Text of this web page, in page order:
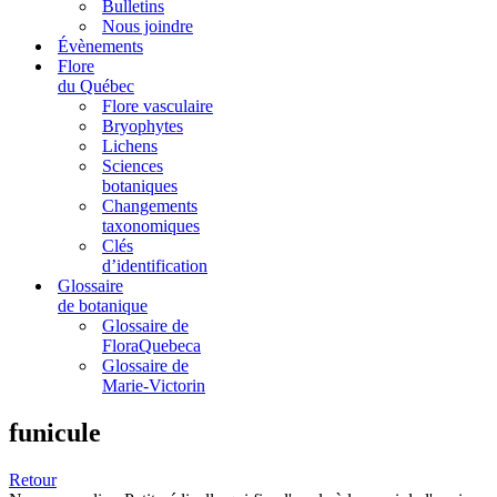
Bulletins
Nous joindre
Évènements
Flore
du Québec
Flore vasculaire
Bryophytes
Lichens
Sciences
botaniques
Changements
taxonomiques
Clés
d’identification
Glossaire
de botanique
Glossaire de
FloraQuebeca
Glossaire de
Marie-Victorin
funicule
Retour